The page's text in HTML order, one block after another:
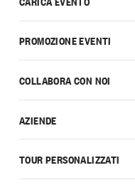
PROMOZIONE EVENTI
COLLABORA CON NOI
AZIENDE
TOUR PERSONALIZZATI